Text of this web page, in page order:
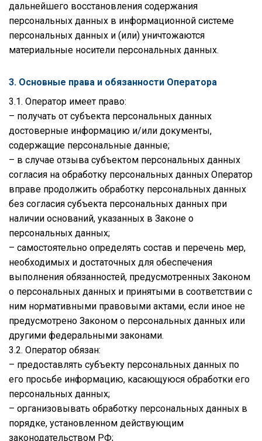
дальнейшего восстановления содержания
персональных данных в информационной системе
персональных данных и (или) уничтожаются
материальные носители персональных данных.
3. Основные права и обязанности Оператора
3.1. Оператор имеет право:
– получать от субъекта персональных данных
достоверные информацию и/или документы,
содержащие персональные данные;
– в случае отзыва субъектом персональных данных
согласия на обработку персональных данных Оператор
вправе продолжить обработку персональных данных
без согласия субъекта персональных данных при
наличии оснований, указанных в Законе о
персональных данных;
– самостоятельно определять состав и перечень мер,
необходимых и достаточных для обеспечения
выполнения обязанностей, предусмотренных Законом
о персональных данных и принятыми в соответствии с
ним нормативными правовыми актами, если иное не
предусмотрено Законом о персональных данных или
другими федеральными законами.
3.2. Оператор обязан:
– предоставлять субъекту персональных данных по
его просьбе информацию, касающуюся обработки его
персональных данных;
– организовывать обработку персональных данных в
порядке, установленном действующим
законодательством РФ;